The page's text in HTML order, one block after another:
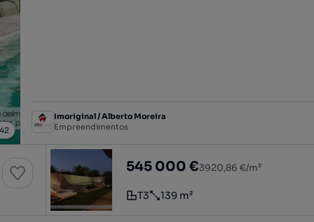
42
Imoriginal / Alberto Moreira
Empreendimentos
BOX 2 carros WHITE II praias, T3 c/139m2 + jardim
545 000 €3920,86 €/m²
Tipologia
T3
Preço por metro quadrado
139 m²